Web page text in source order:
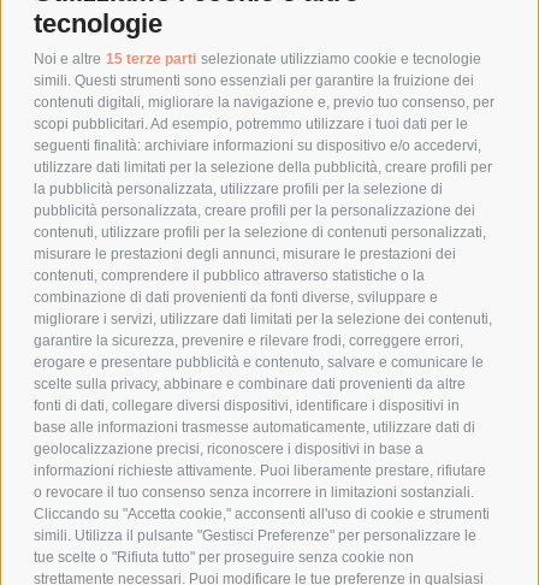
tecnologie
Noi e altre 15 terze parti selezionate utilizziamo cookie e tecnologie
simili. Questi strumenti sono essenziali per garantire la fruizione dei
contenuti digitali, migliorare la navigazione e, previo tuo consenso, per
scopi pubblicitari. Ad esempio, potremmo utilizzare i tuoi dati per le
seguenti finalità: archiviare informazioni su dispositivo e/o accedervi,
utilizzare dati limitati per la selezione della pubblicità, creare profili per
la pubblicità personalizzata, utilizzare profili per la selezione di
pubblicità personalizzata, creare profili per la personalizzazione dei
contenuti, utilizzare profili per la selezione di contenuti personalizzati,
misurare le prestazioni degli annunci, misurare le prestazioni dei
contenuti, comprendere il pubblico attraverso statistiche o la
combinazione di dati provenienti da fonti diverse, sviluppare e
migliorare i servizi, utilizzare dati limitati per la selezione dei contenuti,
garantire la sicurezza, prevenire e rilevare frodi, correggere errori,
erogare e presentare pubblicità e contenuto, salvare e comunicare le
scelte sulla privacy, abbinare e combinare dati provenienti da altre
fonti di dati, collegare diversi dispositivi, identificare i dispositivi in
base alle informazioni trasmesse automaticamente, utilizzare dati di
geolocalizzazione precisi, riconoscere i dispositivi in base a
informazioni richieste attivamente. Puoi liberamente prestare, rifiutare
o revocare il tuo consenso senza incorrere in limitazioni sostanziali.
Cliccando su "Accetta cookie," acconsenti all'uso di cookie e strumenti
simili. Utilizza il pulsante "Gestisci Preferenze" per personalizzare le
tue scelte o "Rifiuta tutto" per proseguire senza cookie non
strettamente necessari. Puoi modificare le tue preferenze in qualsiasi
POLITICA DI RESO
POLICY
PRIVACY POLICY
COOKIE POLICY
PAGAMENTI SICURI
AZIENDA
CHI SIAMO
MARCHI TRATTATI
CONDOMINI
Bonifico